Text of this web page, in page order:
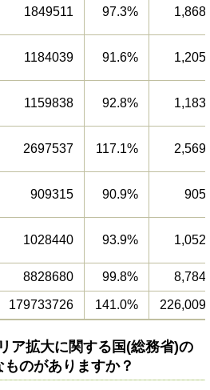
1849511 97.3%
1184039 91.6%
1159838 92.8%
2697537 117.1%
909315 90.9%
1028440 93.9%
8828680 99.8%
179733726 141.0%
拡大に関する国(総務省)の
のがありますか？